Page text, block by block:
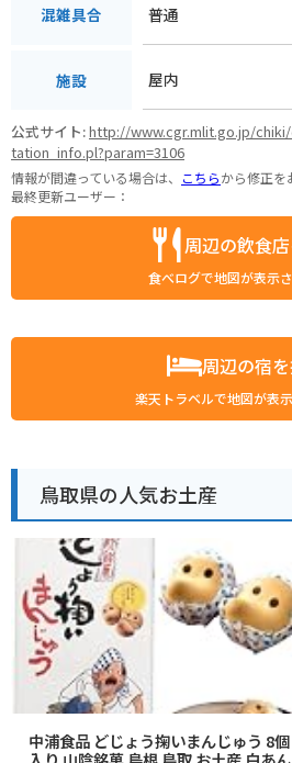
混雑具合 普通
施設 屋内
公式サイト:http://www.cgr.mlit.go.jp/
tation_info.pl?param=3106
情報が間違っている場合は、 こちらから修正を
最終更新ユーザー：
周辺の飲食
食べログで地図が表示さ
周辺の宿
楽天トラベルで地図が表示
鳥取県の人気お土産
中浦食品 どじょう掬いまんじゅう 8個